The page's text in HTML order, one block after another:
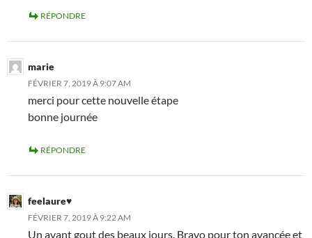
RÉPONDRE
marie
FÉVRIER 7, 2019 À 9:07 AM
merci pour cette nouvelle étape
bonne journée
RÉPONDRE
feelaure♥
FÉVRIER 7, 2019 À 9:22 AM
Un avant gout des beaux jours. Bravo pour ton avancée et